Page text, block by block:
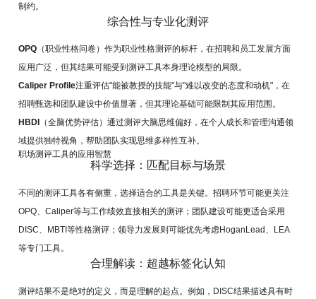
制约。
综合性与专业化测评
OPQ （职业性格问卷）作为职业性格测评的标杆，在招聘和员工发展方面
应用广泛，但其结果可能受到测评工具本身理论模型的局限。
Caliper Profile注重评估"能被教授的技能"与"难以改变的态度和动机"，在
招聘甄选和团队建设中价值显著，但其理论基础可能限制其应用范围。
HBDI
（全脑优势评估）通过测评大脑思维偏好，在个人成长和管理沟通领
域提供独特视角，帮助团队实现思维多样性互补。
职场测评工具的应用智慧
科学选择：匹配目标与场景
不同的测评工具各有侧重，选择适合的工具是关键。招聘环节可能更关注
OPQ、Caliper等与工作绩效直接相关的测评；团队建设可能更适合采用
DISC、MBTI等性格测评；领导力发展则可能优先考虑HoganLead、LEA
等专门工具。
合理解读：超越标签化认知
测评结果不是绝对的定义，而是理解的起点。例如，DISC结果描述具有时